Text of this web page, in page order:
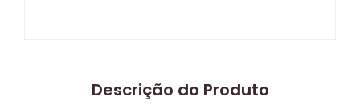
Descrição do Produto